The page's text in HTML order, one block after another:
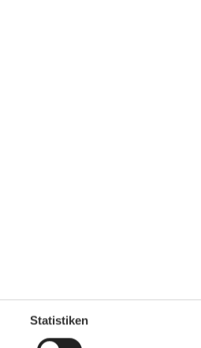
zu machen, typischerweise
Statistiken